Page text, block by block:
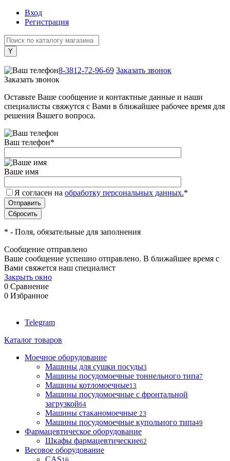
Вход
Регистрация
8-3812-72-96-69 Заказать звонок
Заказать звонок
Оставьте Ваше сообщение и контактные данные и наши
специалисты свяжутся с Вами в ближайшее рабочее время для
решения Вашего вопроса.
Ваш телефон*
Ваше имя
Я согласен на обработку персональных данных.*
* - Поля, обязательные для заполнения
Сообщение отправлено
Ваше сообщение успешно отправлено. В ближайшее время с
Вами свяжется наш специалист
Закрыть окно
0 Сравнение
0 Избранное
Telegram
Каталог товаров
Моечное оборудование
Машины для сушки посуды3
Машины посудомоечные тоннельного типа7
Машины котломоечные13
Машины посудомоечные с фронтальной
загрузкой64
Машины стаканомоечные 23
Машины посудомоечные купольного типа49
Фармацевтическое оборудование
Шкафы фармацевтические62
Весовое оборудование
CAS